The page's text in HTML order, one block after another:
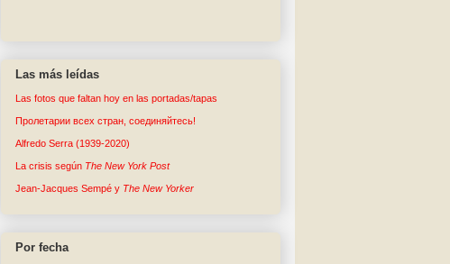
Las más leídas
Las fotos que faltan hoy en las portadas/tapas
Пролетарии всех стран, соединяйтесь!
Alfredo Serra (1939-2020)
La crisis según The New York Post
Jean-Jacques Sempé y The New Yorker
Por fecha